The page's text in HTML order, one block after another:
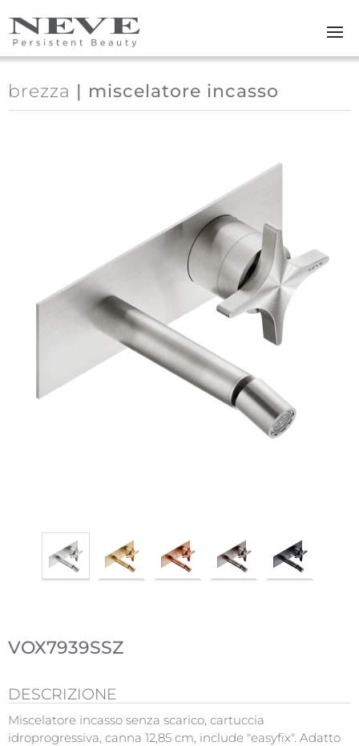
Skip to main content
brezza | miscelatore incasso
VOX7939SSZ
DESCRIZIONE
Miscelatore incasso senza scarico, cartuccia
idroprogressiva, canna 12,85 cm, include "easyfix". Adatto